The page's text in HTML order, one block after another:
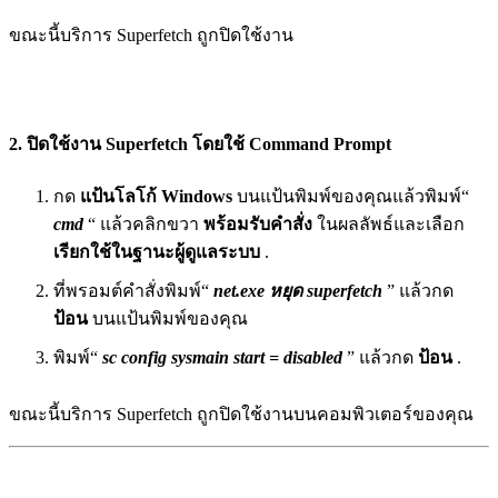
ขณะนี้บริการ Superfetch ถูกปิดใช้งาน
2. ปิดใช้งาน Superfetch โดยใช้ Command Prompt
กด แป้นโลโก้ Windows บนแป้นพิมพ์ของคุณแล้วพิมพ์“
cmd “ แล้วคลิกขวา พร้อมรับคำสั่ง ในผลลัพธ์และเลือก
เรียกใช้ในฐานะผู้ดูแลระบบ .
ที่พรอมต์คำสั่งพิมพ์“ net.exe หยุด superfetch ” แล้วกด
ป้อนบนแป้นพิมพ์ของคุณ
พิมพ์“ sc config sysmain start = disabled ” แล้วกด ป้อน.
ขณะนี้บริการ Superfetch ถูกปิดใช้งานบนคอมพิวเตอร์ของคุณ